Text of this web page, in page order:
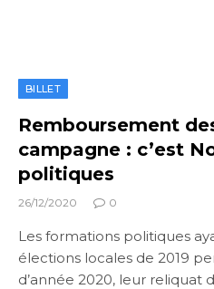
BILLET
Remboursement
campagne : c’est
politiques
26/12/2020 0
Les formations politiques
élections locales de 2019
d’année 2020, leur reliquat